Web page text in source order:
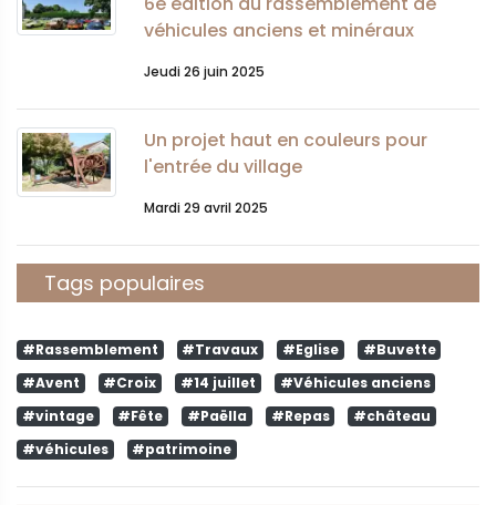
véhicules anciens et minéraux
Jeudi 26 juin 2025
Un projet haut en couleurs pour
l'entrée du village
Mardi 29 avril 2025
Tags populaires
#Rassemblement #Travaux #Eglise
#Buvette
#Avent
#Croix #14 juillet
#Véhicules anciens
#vintage
#Fête #Paëlla #Repas
#château
#véhicules
#patrimoine